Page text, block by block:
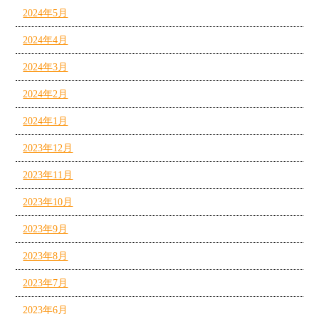
2024年5月
2024年4月
2024年3月
2024年2月
2024年1月
2023年12月
2023年11月
2023年10月
2023年9月
2023年8月
2023年7月
2023年6月